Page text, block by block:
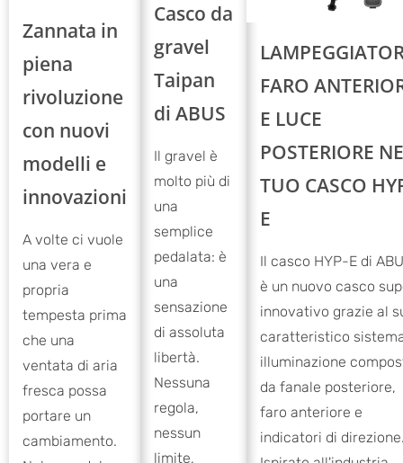
Zannata in
piena
rivoluzione
con nuovi
modelli e
innovazioni
A volte ci vuole
una vera e
propria
tempesta prima
che una
ventata di aria
fresca possa
portare un
cambiamento.
Casco da
gravel
Taipan
di ABUS
Il gravel è
molto più di
una
semplice
pedalata: è
una
sensazione
di assoluta
libertà.
Nessuna
regola,
nessun
limite,
FARO
E LUCE
POSTERIORE
TUO CASCO
E
Il casco HYP-E di
è un nuovo casco
innovativo grazie al
caratteristico
illuminazione
da fanale posteriore,
faro anteriore e
indicatori di